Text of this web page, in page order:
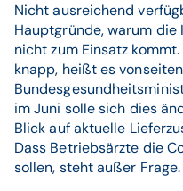
Nicht ausreichend
Hauptgründe, warum
nicht zum Einsatz
knapp, heißt es
im Juni solle sich dies
Blick auf aktuelle
Dass Betriebsärzte die
sollen, steht außer Frage.